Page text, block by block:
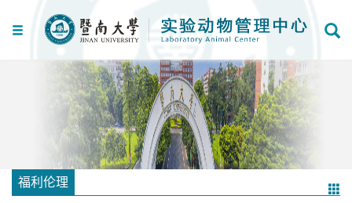
福利伦理